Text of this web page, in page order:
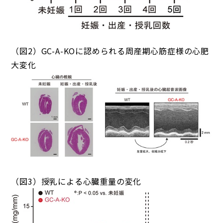
（図2）GC-A-KOに認められる周産期心筋症様の心肥
大変化
（図3）授乳による心臓重量の変化